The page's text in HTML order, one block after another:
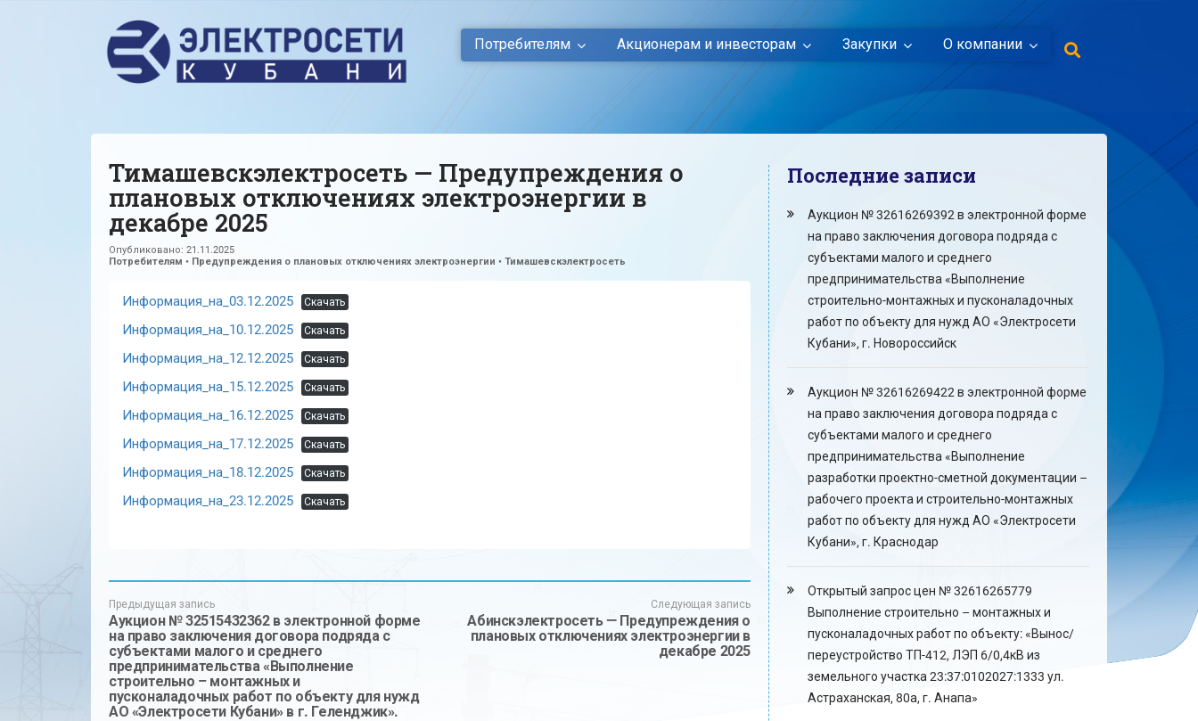
Потребителям Акционерам и инвесторам Закупки О компании
Тимашевскэлектросеть — Предупреждения о
плановых отключениях электроэнергии в
декабре 2025
Опубликовано: 21.11.2025
Потребителям • Предупреждения о плановых отключениях электроэнергии • Тимашевскэлектросеть
Информация_на_03.12.2025 Скачать
Информация_на_10.12.2025 Скачать
Информация_на_12.12.2025 Скачать
Информация_на_15.12.2025 Скачать
Информация_на_16.12.2025 Скачать
Информация_на_17.12.2025 Скачать
Информация_на_18.12.2025 Скачать
Информация_на_23.12.2025 Скачать
Предыдущая запись
Аукцион № 32515432362 в электронной форме
на право заключения договора подряда с
субъектами малого и среднего
предпринимательства «Выполнение
строительно – монтажных и
пусконаладочных работ по объекту для нужд
АО «Электросети Кубани» в г. Геленджик».
Следующая запись
Абинскэлектросеть — Предупреждения о
плановых отключениях электроэнергии в
декабре 2025
Последние записи
Аукцион № 32616269392 в электронной форме
на право заключения договора подряда с
субъектами малого и среднего
предпринимательства «Выполнение
строительно-монтажных и пусконаладочных
работ по объекту для нужд АО «Электросети
Кубани», г. Новороссийск
Аукцион № 32616269422 в электронной форме
на право заключения договора подряда с
субъектами малого и среднего
предпринимательства «Выполнение
разработки проектно-сметной документации –
рабочего проекта и строительно-монтажных
работ по объекту для нужд АО «Электросети
Кубани», г. Краснодар
Открытый запрос цен № 32616265779
Выполнение строительно – монтажных и
пусконаладочных работ по объекту: «Вынос/
переустройство ТП-412, ЛЭП 6/0,4кВ из
земельного участка 23:37:0102027:1333 ул.
Астраханская, 80а, г. Анапа»